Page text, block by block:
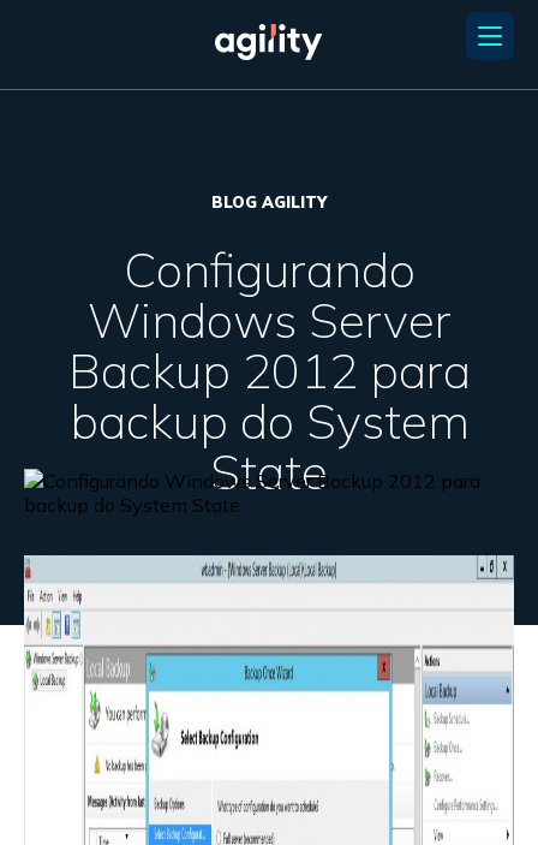
BLOG AGILITY
Configurando
Windows Server
Backup 2012 para
backup do System
State